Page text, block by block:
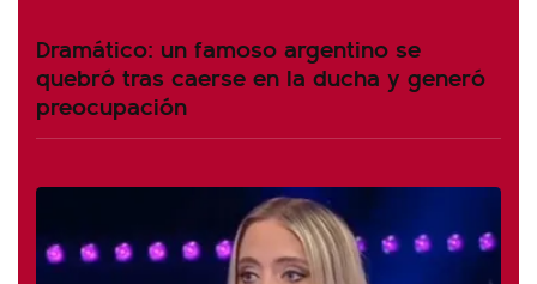
Dramático: un famoso argentino se
quebró tras caerse en la ducha y generó
preocupación